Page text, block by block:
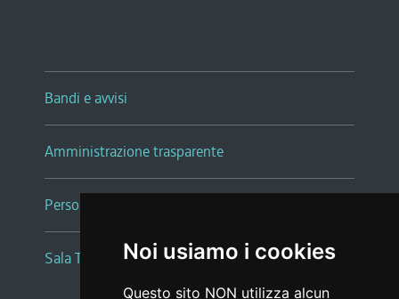
Noi usiamo i cookies
Questo sito NON utilizza alcun
Bandi e avvisi
Amministrazione trasparente
Persone e Uffici
Sala Tiziano Tessitori